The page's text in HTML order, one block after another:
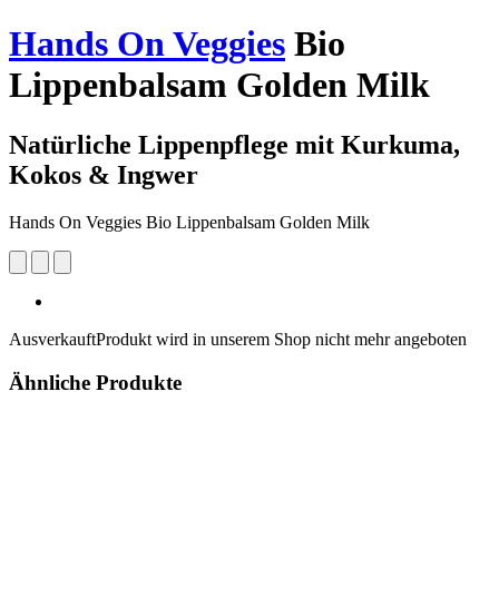
Hands On Veggies Bio
Lippenbalsam Golden Milk
Natürliche Lippenpflege mit Kurkuma,
Kokos & Ingwer
Hands On Veggies Bio Lippenbalsam Golden Milk
AusverkauftProdukt wird in unserem Shop nicht mehr angeboten
Ähnliche Produkte